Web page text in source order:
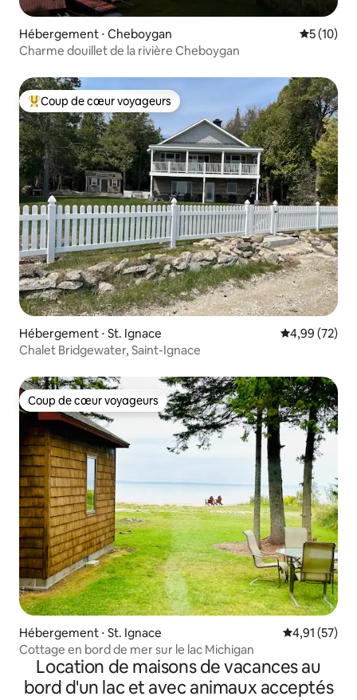
Hébergement ⋅ Cheboygan
5 (10)
Charme douillet de la rivière Cheboygan
Coups de cœur voyageurs les plus appréciés
Coup de cœur voyageurs
Hébergement ⋅ St. Ignace Évaluation
4,99 (72)
Chalet Bridgewater, Saint-Ignace
Coup de cœur voyageurs
Coup de cœur voyageurs
Hébergement ⋅ St. Ignace Évaluation
4,91 (57)
Cottage en bord de mer sur le lac Michigan
Location de maisons de vacances au
bord d'un lac et avec animaux acceptés